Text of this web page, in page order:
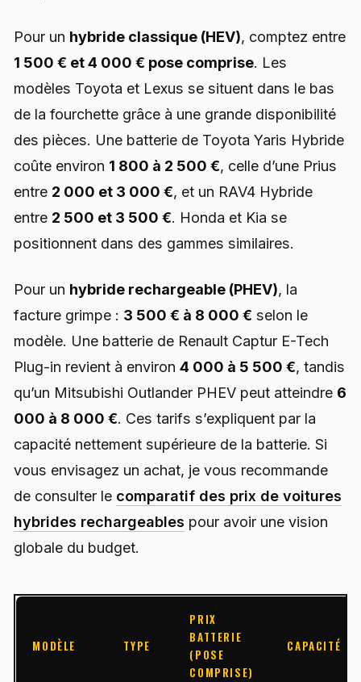
Pour un hybride classique (HEV), comptez entre
1 500 € et 4 000 € pose comprise. Les
modèles Toyota et Lexus se situent dans le bas
de la fourchette grâce à une grande disponibilité
des pièces. Une batterie de Toyota Yaris Hybride
coûte environ 1 800 à 2 500 €, celle d’une Prius
entre 2 000 et 3 000 €, et un RAV4 Hybride
entre 2 500 et 3 500 €. Honda et Kia se
positionnent dans des gammes similaires.
Pour un hybride rechargeable (PHEV), la
facture grimpe : 3 500 € à 8 000 € selon le
modèle. Une batterie de Renault Captur E-Tech
Plug-in revient à environ 4 000 à 5 500 €, tandis
qu’un Mitsubishi Outlander PHEV peut atteindre 6
000 à 8 000 €. Ces tarifs s’expliquent par la
capacité nettement supérieure de la batterie. Si
vous envisagez un achat, je vous recommande
de consulter le comparatif des prix de voitures
hybrides rechargeables pour avoir une vision
globale du budget.
MODÈLE TYPE
PRIX
BATTERIE
(POSE
COMPRISE)
CAPACITÉ